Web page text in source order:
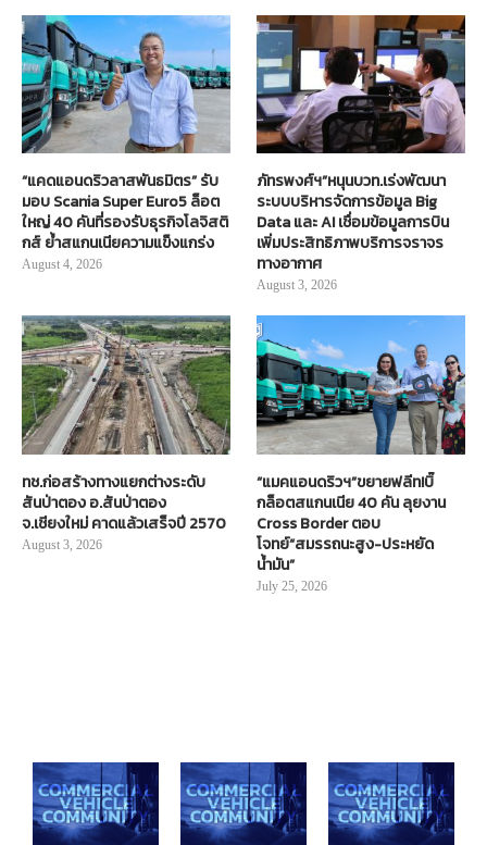
“แคดแอนดริวลาสพันธมิตร” รับ
มอบ Scania Super Euro5 ล็อต
ใหญ่ 40 คันที่รองรับธุรกิจโลจิสติ
กส์ ย้ำสแกนเนียความแข็งแกร่ง
August 4, 2026
ภัทรพงศ์ฯ”หนุนบวท.เร่งพัฒนา
ระบบบริหารจัดการข้อมูล Big
Data และ AI เชื่อมข้อมูลการบิน
เพิ่มประสิทธิภาพบริการจราจร
ทางอากาศ
August 3, 2026
ทช.ก่อสร้างทางแยกต่างระดับ
สันป่าตอง อ.สันป่าตอง
จ.เชียงใหม่ คาดแล้วเสร็จปี 2570
August 3, 2026
“แมคแอนดริวฯ”ขยายฟลีท!บิ๊
กล็อตสแกนเนีย 40 คัน ลุยงาน
Cross Border ตอบ
โจทย์“สมรรถนะสูง-ประหยัด
น้ำมัน”
July 25, 2026